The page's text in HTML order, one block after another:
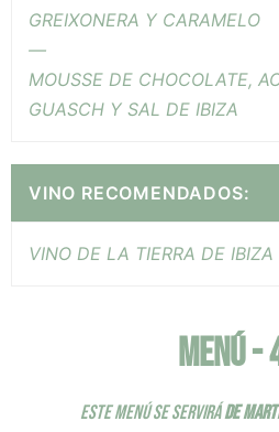
GREIXONERA Y CARAMELO
—
MOUSSE DE CHOCOLATE,
GUASCH Y SAL DE IBIZA
VINO RECOMENDADOS:
VINO DE LA TIERRA DE IBIZA
MENÚ -
ESTE MENÚ SE SERVIRÁDE